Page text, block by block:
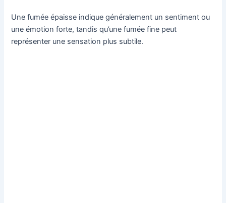
Une fumée épaisse indique généralement un sentiment ou
une émotion forte, tandis qu’une fumée fine peut
représenter une sensation plus subtile.